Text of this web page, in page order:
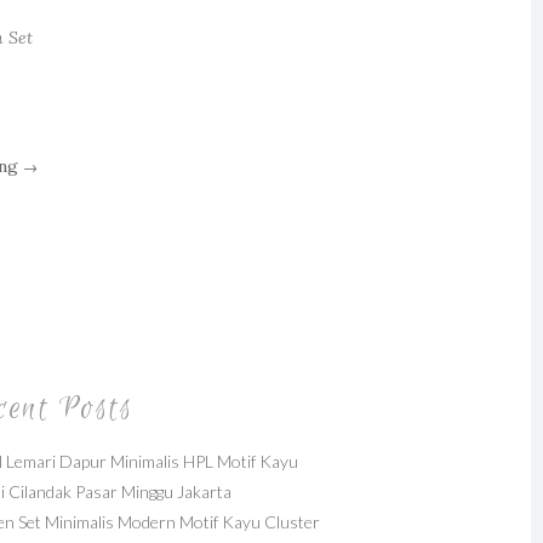
Set
→
Posts
Lemari Dapur Minimalis HPL Motif Kayu
Cilandak Pasar Minggu Jakarta
Set Minimalis Modern Motif Kayu Cluster